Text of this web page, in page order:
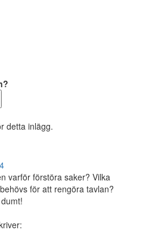
detta inlägg.
varför förstöra saker? Vilka
för att rengöra tavlan?